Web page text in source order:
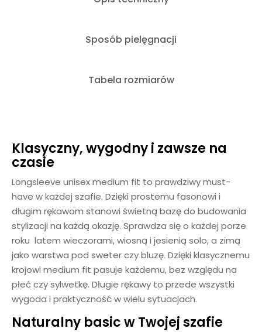
Sposób pielęgnacji
Tabela rozmiarów
Klasyczny, wygodny i zawsze na
czasie
Longsleeve unisex medium fit to prawdziwy must-
have w każdej szafie. Dzięki prostemu fasonowi i
długim rękawom stanowi świetną bazę do budowania
stylizacji na każdą okazję. Sprawdza się o każdej porze
roku latem wieczorami, wiosną i jesienią solo, a zimą
jako warstwa pod sweter czy bluzę. Dzięki klasycznemu
krojowi medium fit pasuje każdemu, bez względu na
płeć czy sylwetkę. Długie rękawy to przede wszystki
wygoda i praktyczność w wielu sytuacjach.
Naturalny basic w Twojej szafie